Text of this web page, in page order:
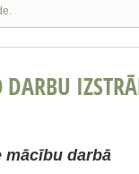
mācību darbā